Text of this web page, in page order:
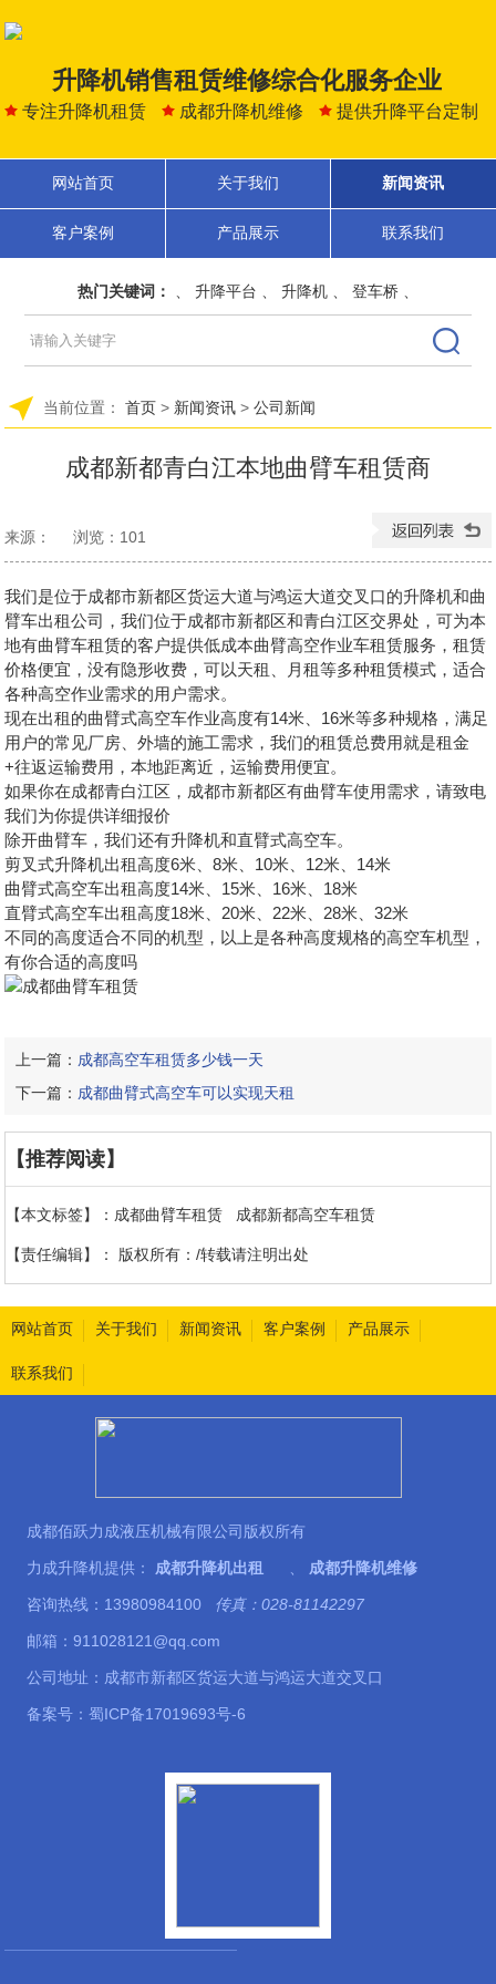
升降机销售租赁维修综合化服务企业
专注升降机租赁 成都升降机维修 提供升降平台定制
网站首页 关于我们 新闻资讯
客户案例 产品展示 联系我们
热门关键词： 升降平台 升降机 登车桥
当前位置： 首页 > 新闻资讯 >公司新闻
成都新都青白江本地曲臂车租赁商
来源： 浏览： 101
我们是位于成都市新都区货运大道与鸿运大道交叉口的升降机和曲
臂车出租公司，我们位于成都市新都区和青白江区交界处，可为本
地有曲臂车租赁的客户提供低成本曲臂高空作业车租赁服务，租赁
价格便宜，没有隐形收费，可以天租、月租等多种租赁模式，适合
各种高空作业需求的用户需求。
现在出租的曲臂式高空车作业高度有14米、16米等多种规格，满足
用户的常见厂房、外墙的施工需求，我们的租赁总费用就是租金
+往返运输费用，本地距离近，运输费用便宜。
如果你在成都青白江区，成都市新都区有曲臂车使用需求，请致电
我们为你提供详细报价
除开曲臂车，我们还有升降机和直臂式高空车。
剪叉式升降机出租高度6米、8米、10米、12米、14米
曲臂式高空车出租高度14米、15米、16米、18米
直臂式高空车出租高度18米、20米、22米、28米、32米
不同的高度适合不同的机型，以上是各种高度规格的高空车机型，
有你合适的高度吗
上一篇： 成都高空车租赁多少钱一天
下一篇： 成都曲臂式高空车可以实现天租
【推荐阅读】
【本文标签】： 成都曲臂车租赁 成都新都高空车租赁
【责任编辑】： 版权所有：/转载请注明出处
网站首页 关于我们 新闻资讯 客户案例 产品展示
联系我们
成都佰跃力成液压机械有限公司版权所有
力成升降机提供： 成都升降机出租 成都升降机维修
咨询热线：13980984100 传真：028-81142297
邮箱：911028121@qq.com
公司地址：成都市新都区货运大道与鸿运大道交叉口
备案号：蜀ICP备17019693号-6